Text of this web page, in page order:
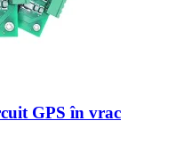
GPS în vrac